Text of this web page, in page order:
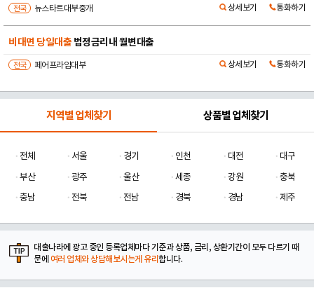
전국 뉴스타트대부중개 상세보기 통화하기
비대면 당일대출 법정금리내 월변대출
전국 페어프라임대부 상세보기 통화하기
지역별 업체찾기 상품별 업체찾기
전체 서울 경기 인천 대전
대구
부산
광주 울산 세종 강원
충북
충남
전북 전남 경북 경남 제주
대출나라에 광고 중인 등록업체마다 기준과 상품, 금리, 상환기간이 모두 다르기 때
문에 여러 업체와 상담해보시는게 유리합니다.